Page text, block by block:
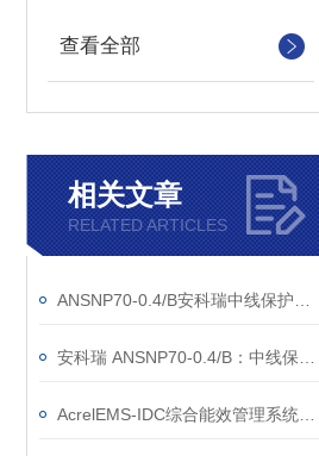
查看全部
相关文章
RELATED ARTICLES